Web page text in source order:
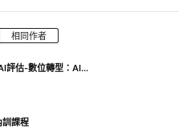
相同作者
評估-數位轉型：AI...
課程